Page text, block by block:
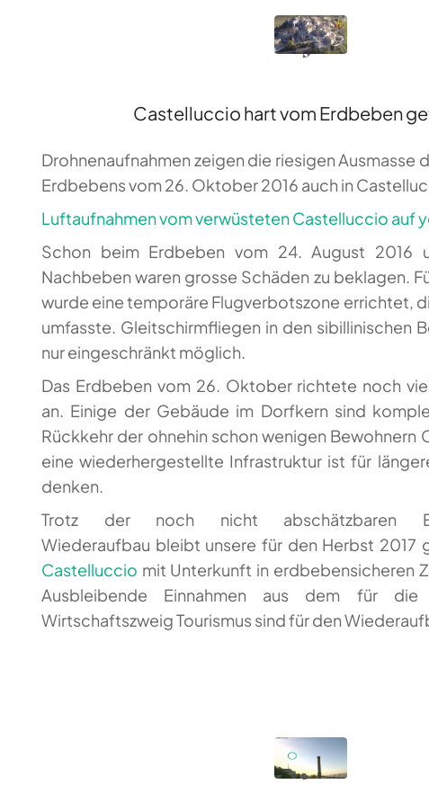
Castelluccio hart vom Erdbeben
Drohnenaufnahmen zeigen die riesigen Ausmasse
Erdbebens vom 26. Oktober 2016 auch in
Luftaufnahmen vom verwüsteten Castelluccio auf
Schon beim Erdbeben vom 24. August 2016
Nachbeben waren grosse Schäden zu beklagen.
wurde eine temporäre Flugverbotszone errichtet,
umfasste. Gleitschirmfliegen in den sibillinischen
nur eingeschränkt möglich.
Das Erdbeben vom 26. Oktober richtete noch
an. Einige der Gebäude im Dorfkern sind
Rückkehr der ohnehin schon wenigen Bewohnern
eine wiederhergestellte Infrastruktur ist für
denken.
Trotz der noch nicht abschätzbaren
Wiederaufbau bleibt unsere für den Herbst 2017
Castelluccio mit Unterkunft in erdbebensicheren
Ausbleibende Einnahmen aus dem für die
Wirtschaftszweig Tourismus sind für den